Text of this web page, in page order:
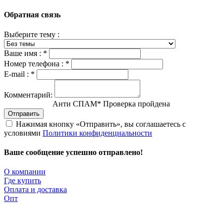
Обратная связь
Выберите тему :
Ваше имя : *
Номер телефона : *
E-mail : *
Комментарий:
Анти СПАМ* Проверка пройдена
Отправить
Нажимая кнопку «Отправить», вы соглашаетесь с
условиями Политики конфиденциальности
Ваше сообщение успешно отправлено!
О компании
Где купить
Оплата и доставка
Опт